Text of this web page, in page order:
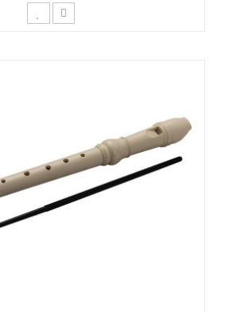
их направить в этом.
В тоже время, дети будут у..